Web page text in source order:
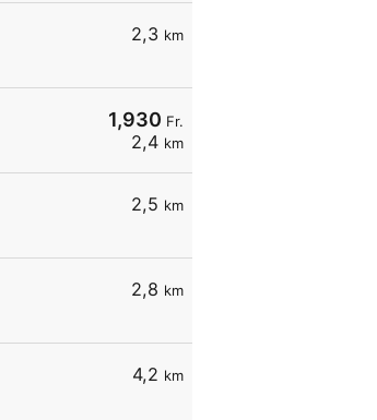
2,3 km
1,930 Fr.
2,4 km
2,5 km
2,8 km
4,2 km